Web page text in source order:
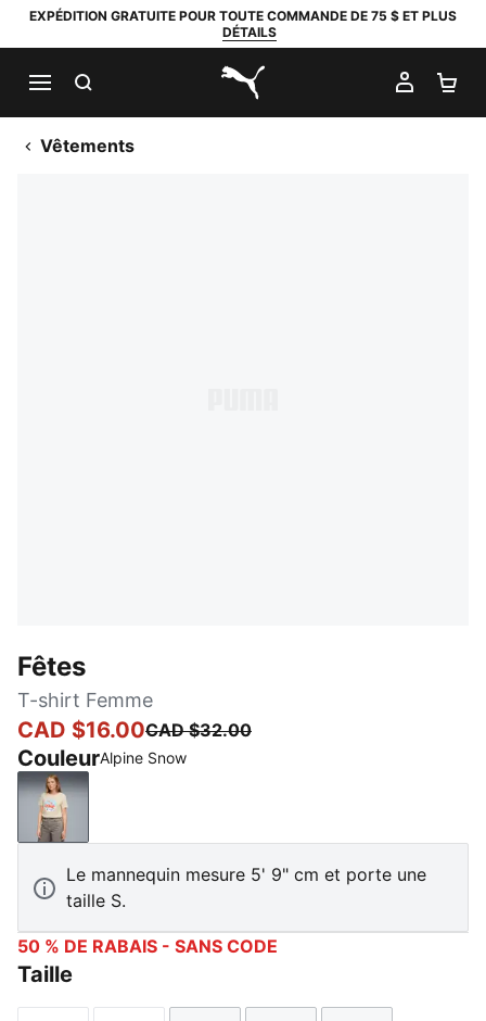
EXPÉDITION GRATUITE POUR TOUTE COMMANDE DE 75 $ ET PLUS
DÉTAILS
PUMA.com
MON
Vêtements
Fêtes
T-shirt Femme
CAD $16.00CAD $32.00
CouleurAlpine Snow
Alpine Snow
Le mannequin mesure 5' 9" cm et porte une
taille S.
50 % DE RABAIS - SANS CODE
Taille